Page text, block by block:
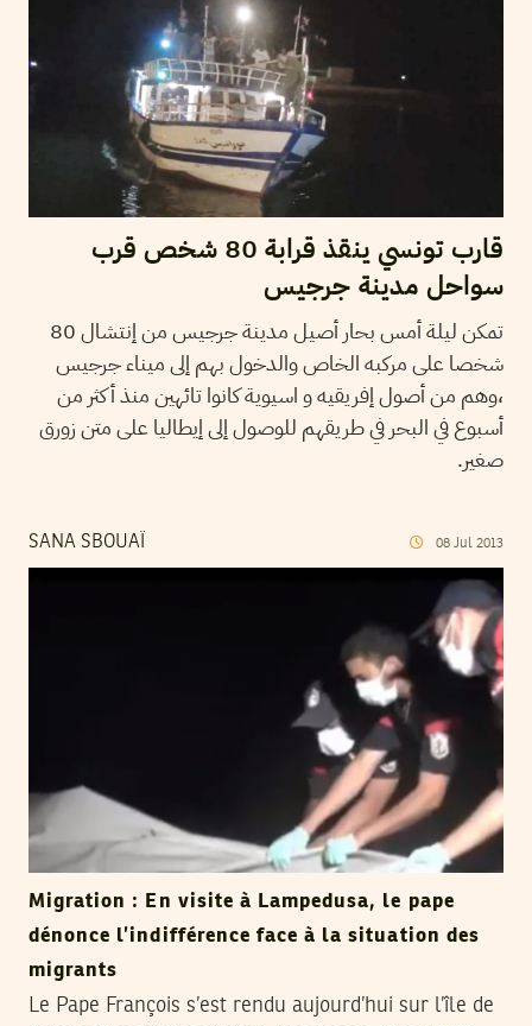
قارب تونسي ينقذ قرابة 80 شخص قرب
سواحل مدينة جرجيس
تمكن ليلة أمس بحار أصيل مدينة جرجيس من إنتشال 80
شخصا على مركبه الخاص والدخول بهم إلى ميناء جرجيس
،وهم من أصول إفريقيه و اسيوية كانوا تائهين منذ أكثر من
أسبوع في البحر في طريقهم للوصول إلى إيطاليا على متن زورق
صغير.
SANA SBOUAÏ 08 Jul 2013
Migration : En visite à Lampedusa, le pape
dénonce l’indifférence face à la situation des
migrants
Le Pape François s’est rendu aujourd’hui sur l’île de